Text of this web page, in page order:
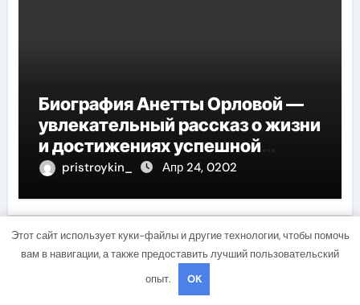
Биография Анетты Орловой —
увлекательный рассказ о жизни
и достижениях успешной
фигуристки
pristroykin_ Апр 24, 0202
Добавить комментарий
Этот сайт использует куки-файлы и другие технологии, чтобы помочь
вам в навигации, а также предоставить лучший пользовательский
опыт.
OK